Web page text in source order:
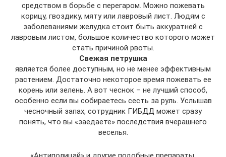
средством в борьбе с перегаром. Можно пожевать
корицу, гвоздику, мяту или лавровый лист. Людям с
заболеваниями желудка стоит быть аккуратней с
лавровым листом, большое количество которого может
стать причиной рвоты.
Свежая петрушка
является более доступным, но не менее эффективным
растением. Достаточно некоторое время пожевать ее
корень или зелень. А вот чеснок – не лучший способ,
особенно если вы собираетесь сесть за руль. Услышав
чесночный запах, сотрудник ГИБДД может сразу
понять, что вы «заедаете» последствия вчерашнего
веселья.